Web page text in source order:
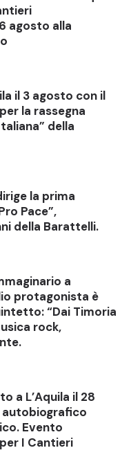
agosto alla
il 3 agosto con il
la rassegna
della
la prima
Pace”,
della Barattelli.
a
protagonista è
“Dai Timoria
rock,
a L’Aquila il 28
autobiografico
Evento
I Cantieri